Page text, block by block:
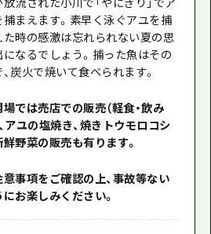
捕まえます。素早く泳ぐアユを捕
た時の感激は忘れられない夏の思
になるでしょう。捕った魚はその
炭火で焼いて食べられます。
では売店での販売（軽食・飲み
アユの塩焼き、焼きトウモロコシ
野菜の販売も有ります。
事項をご確認の上、事故等ない
にお楽しみください。